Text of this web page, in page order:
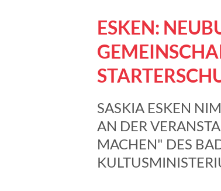
ESKEN:
SASKIA ESKEN
AN DER
MACHEN" DES